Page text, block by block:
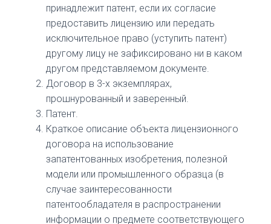
принадлежит патент, если их согласие
предоставить лицензию или передать
исключительное право (уступить патент)
другому лицу не зафиксировано ни в каком
другом представляемом документе.
Договор в 3-х экземплярах,
прошнурованный и заверенный.
Патент.
Краткое описание объекта лицензионного
договора на использование
запатентованных изобретения, полезной
модели или промышленного образца (в
случае заинтересованности
патентообладателя в распространении
информации о предмете соответствующего